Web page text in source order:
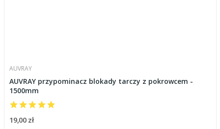
AUVRAY
AUVRAY przypominacz blokady tarczy z pokrowcem -
1500mm
19,00 zł